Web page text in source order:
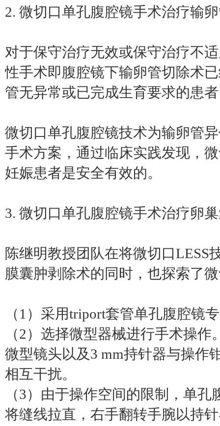
2. 微切口单孔腹腔镜手术治疗输
对于保守治疗无效或保守治疗不
性手术即腹腔镜下输卵管切除术
管无异常或已完成生育要求的患
微切口单孔腹腔镜技术为输卵管
手术方案，通过临床实践发现，
妊娠患者是安全有效的。
3. 微切口单孔腹腔镜手术治疗卵
陈继明教授团队在将微切口LESS
膜囊肿剥除术的同时，也探索了
（1）采用triport套管单孔腹腔镜
（2）选择微型器械进行手术操
微型镜头以及3 mm持针器与操作
相互干扰。
（3）由于操作空间的限制，单
将缝线拉直，右手翻转手腕以持